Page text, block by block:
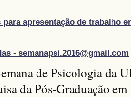
para apresentação de trabalho
- semanapsi.2016@gmail.com
de Psicologia da
da Pós-Graduação